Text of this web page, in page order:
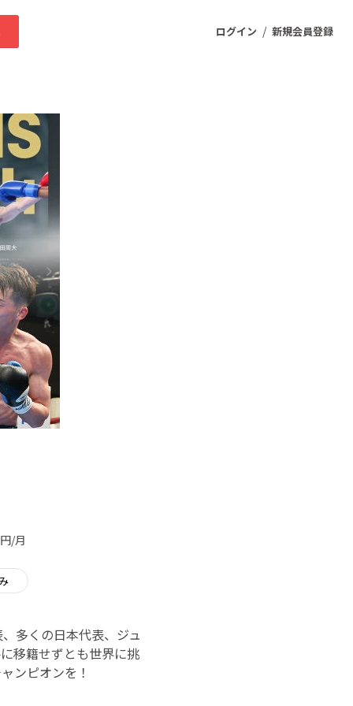
ログイン / 新規会員登録
ティ
ア
円/月
多くの日本代表、ジュ
移籍せずとも世界に挑
ンピオンを！